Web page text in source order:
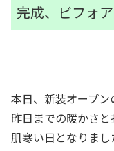
完成、ビフォ
本日、新装オープン
昨日までの暖かさ
肌寒い日となりまし